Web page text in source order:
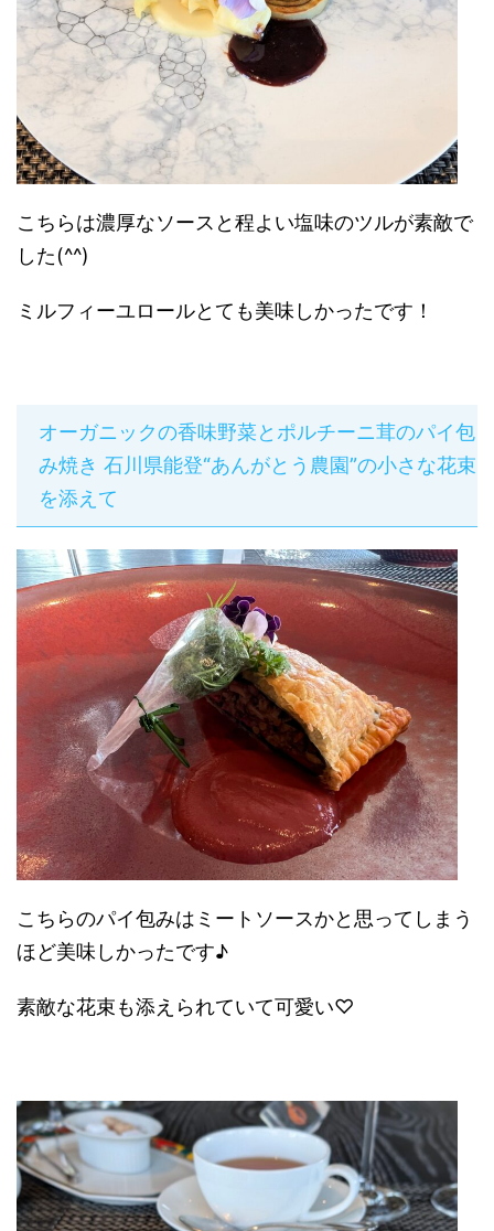
こちらは濃厚なソースと程よい塩味のツルが素敵で
した(^^)
ミルフィーユロールとても美味しかったです！
オーガニックの香味野菜とポルチーニ茸のパイ包
み焼き 石川県能登“あんがとう農園”の小さな花束
を添えて
こちらのパイ包みはミートソースかと思ってしまう
ほど美味しかったです♪
素敵な花束も添えられていて可愛い♡